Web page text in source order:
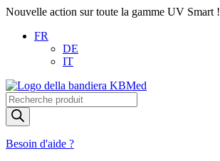
Nouvelle action sur toute la gamme UV Smart !
FR
DE
IT
Recherche
de
produits
Besoin d'aide ?